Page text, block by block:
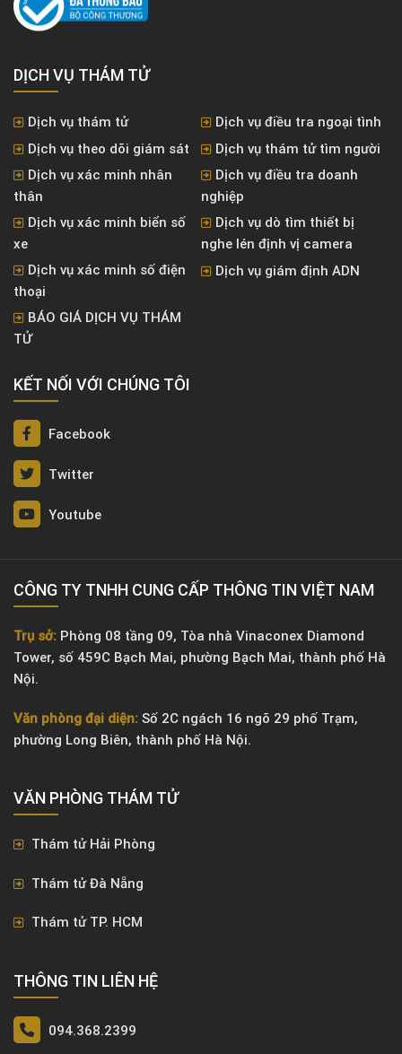
DỊCH VỤ THÁM TỬ
Dịch vụ thám tử
Dịch vụ điều tra ngoại tình
Dịch vụ theo dõi giám sát
Dịch vụ thám tử tìm người
Dịch vụ xác minh nhân
thân
Dịch vụ điều tra doanh
nghiệp
Dịch vụ xác minh biển số
xe
Dịch vụ dò tìm thiết bị
nghe lén định vị camera
Dịch vụ xác minh số điện
thoại
Dịch vụ giám định ADN
BÁO GIÁ DỊCH VỤ THÁM
TỬ
KẾT NỐI VỚI CHÚNG TÔI
Facebook
Twitter
Youtube
CÔNG TY TNHH CUNG CẤP THÔNG TIN VIỆT NAM
Trụ sở: Phòng 08 tầng 09, Tòa nhà Vinaconex Diamond
Tower, số 459C Bạch Mai, phường Bạch Mai, thành phố Hà
Nội.
Văn phòng đại diện: Số 2C ngách 16 ngõ 29 phố Trạm,
phường Long Biên, thành phố Hà Nội.
VĂN PHÒNG ​THÁM TỬ
Thám tử Hải Phòng
Thám tử Đà Nẵng
Thám tử TP. HCM
THÔNG TIN LIÊN HỆ
094.368.2399